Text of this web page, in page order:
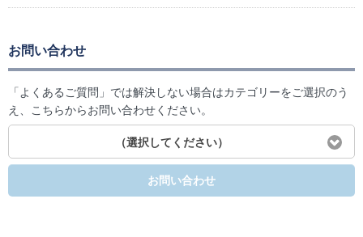
お問い合わせ
「よくあるご質問」では解決しない場合はカテゴリーをご選択のう
え、こちらからお問い合わせください。
（選択してください）
お問い合わせ